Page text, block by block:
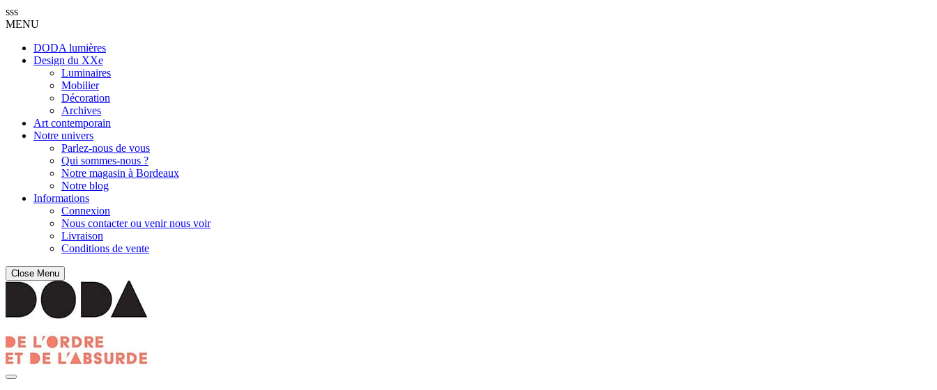
sss
MENU
DODA lumières
Design du XXe
Luminaires
Mobilier
Décoration
Archives
Art contemporain
Notre univers
Parlez-nous de vous
Qui sommes-nous ?
Notre magasin à Bordeaux
Notre blog
Informations
Connexion
Nous contacter ou venir nous voir
Livraison
Conditions de vente
Close Menu